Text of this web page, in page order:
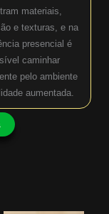
materiais,
e texturas, e na
presencial é
caminhar
pelo ambiente
aumentada.